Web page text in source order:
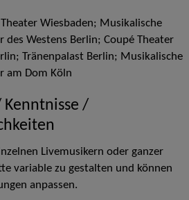
Wiesbaden; Musikalische
des Westens Berlin; Coupé Theater
Tränenpalast Berlin; Musikalische
am Dom Köln
/
Livemusikern oder ganzer
variable zu gestalten und können
anpassen.